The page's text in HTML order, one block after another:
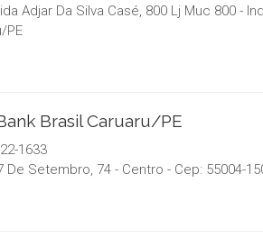
Adjar Da Silva Casé, 800 Lj Muc 800 -
/PE
Brasil Caruaru/PE
1633
De Setembro, 74 - Centro - Cep: 55004-